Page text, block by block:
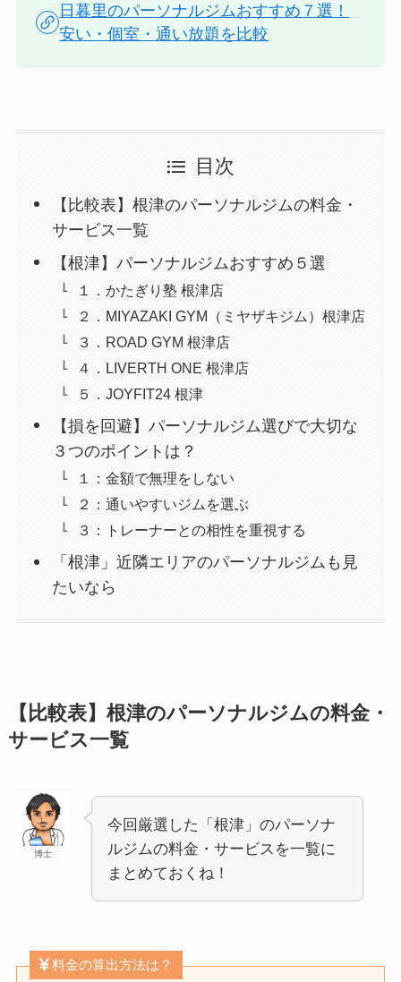
日暮里のパーソナルジムおすすめ７選！
安い・個室・通い放題を比較
目次
【比較表】根津のパーソナルジムの料金・
サービス一覧
【根津】パーソナルジムおすすめ５選
１．かたぎり塾 根津店
２．MIYAZAKI GYM（ミヤザキジム）根津店
３．ROAD GYM 根津店
４．LIVERTH ONE 根津店
５．JOYFIT24 根津
【損を回避】パーソナルジム選びで大切な
３つのポイントは？
１：金額で無理をしない
２：通いやすいジムを選ぶ
３：トレーナーとの相性を重視する
「根津」近隣エリアのパーソナルジムも見
たいなら
【比較表】根津のパーソナルジムの料金・
サービス一覧
博士
今回厳選した「根津」のパーソナ
ルジムの料金・サービスを一覧に
まとめておくね！
料金の算出方法は？